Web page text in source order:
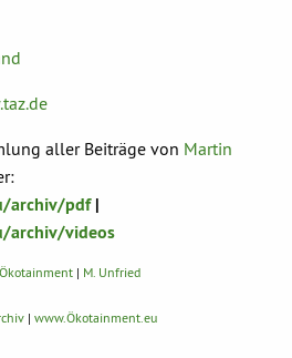
aller Beiträge von Martin
archiv/pdf|
archiv/videos
Ökotainment | M. Unfried
| www.Ökotainment.eu